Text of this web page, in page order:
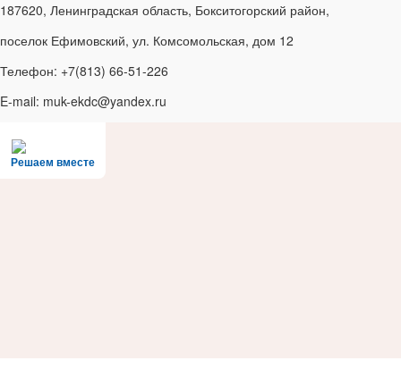
187620, Ленинградская область, Бокситогорский район,
поселок Ефимовский, ул. Комсомольская, дом 12
Телефон: +7(813) 66-51-226
E-mail: muk-ekdc@yandex.ru
Решаем вместе